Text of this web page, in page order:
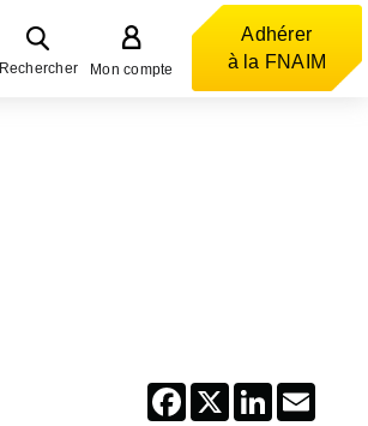
Rechercher Mon compte
Adhérer
à la FNAIM
Facebook
X LinkedIn